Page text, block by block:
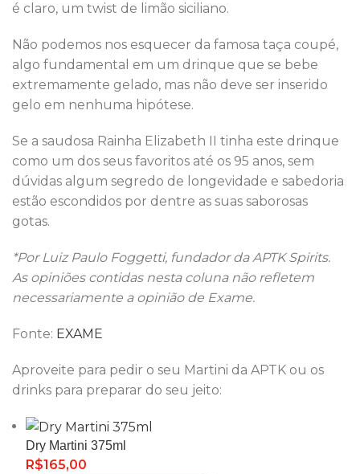
é claro, um twist de limão siciliano.
Não podemos nos esquecer da famosa taça coupé,
algo fundamental em um drinque que se bebe
extremamente gelado, mas não deve ser inserido
gelo em nenhuma hipótese.
Se a saudosa Rainha Elizabeth II tinha este drinque
como um dos seus favoritos até os 95 anos, sem
dúvidas algum segredo de longevidade e sabedoria
estão escondidos por dentre as suas saborosas
gotas.
*Por Luiz Paulo Foggetti, fundador da APTK Spirits.
As opiniões contidas nesta coluna não refletem
necessariamente a opinião de Exame.
Fonte: EXAME
Aproveite para pedir o seu Martini da APTK ou os
drinks para preparar do seu jeito:
Dry Martini 375ml
R$165,00